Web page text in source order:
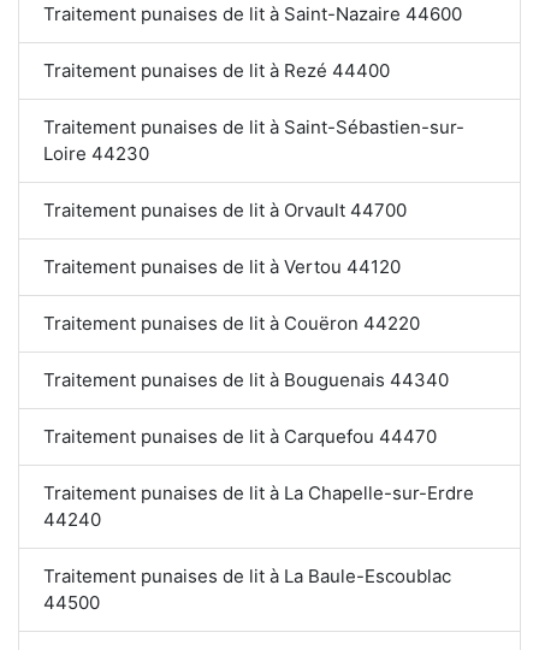
Traitement punaises de lit à Saint-Nazaire 44600
Traitement punaises de lit à Rezé 44400
Traitement punaises de lit à Saint-Sébastien-sur-
Loire 44230
Traitement punaises de lit à Orvault 44700
Traitement punaises de lit à Vertou 44120
Traitement punaises de lit à Couëron 44220
Traitement punaises de lit à Bouguenais 44340
Traitement punaises de lit à Carquefou 44470
Traitement punaises de lit à La Chapelle-sur-Erdre
44240
Traitement punaises de lit à La Baule-Escoublac
44500